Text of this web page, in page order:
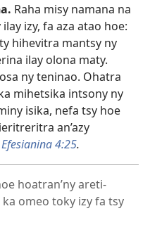
Raha misy namana na
izy, fa aza atao hoe:
hihevitra mantsy ny
ilay olona maty.
ny teninao. Ohatra
mihetsika intsony ny
isika, nefa tsy hoe
an’azy
Efesianina 4:25.
hoatran’ny areti-
omeo toky izy fa tsy